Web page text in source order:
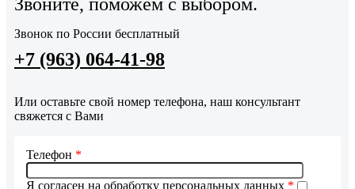
Звонок по России бесплатный
+7 (963) 064-41-98
Или оставьте свой номер телефона, наш консультант
свяжется с Вами
Я согласен на обработку персональных данных *
Телефон *